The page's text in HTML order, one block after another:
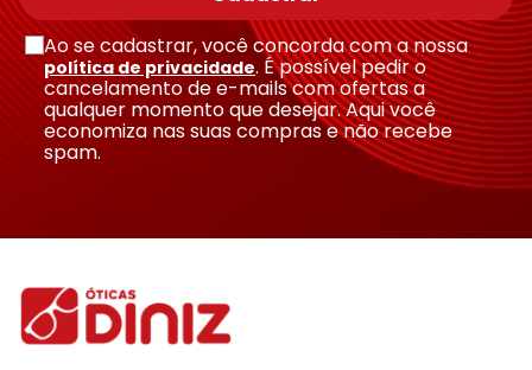
Ao se cadastrar, você concorda com a nossa
política de privacidade. É possível pedir o
cancelamento de e-mails com ofertas a
qualquer momento que desejar. Aqui você
economiza nas suas compras e não recebe
spam.